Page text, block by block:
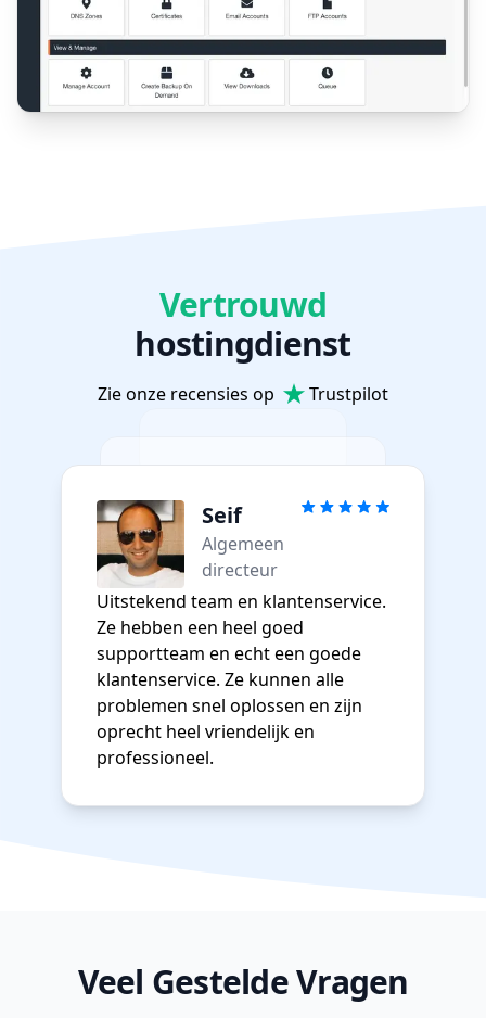
Seif
Algemeen
directeur
Uitstekend team en klantenservice.
Ze hebben een heel goed
supportteam en echt een goede
klantenservice. Ze kunnen alle
problemen snel oplossen en zijn
oprecht heel vriendelijk en
professioneel.
Vertrouwd
hostingdienst
Zie onze recensies op Trustpilot
Veel Gestelde Vragen